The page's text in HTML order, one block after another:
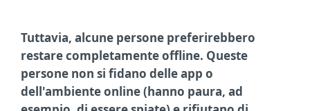
Tuttavia, alcune persone preferirebbero
restare completamente offline. Queste
persone non si fidano delle app o
dell'ambiente online (hanno paura, ad